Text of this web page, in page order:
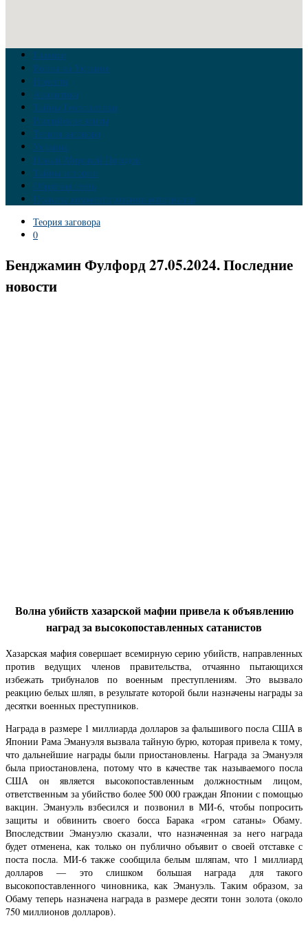
Главная
Война на Украине
Новости
Аналитика
Тайны Геополитики
Российские элиты
Теория заговора
Украина
Новый Мировой Порядок
Тайны истории
Обратная связь
Правила комментирования материалов
Теория заговора
0
Бенджамин Фулфорд 27.05.2024. Последние
новости
Волна убийств хазарской мафии привела к объявлению
наград за высокопоставленных сатанистов
Хазарская мафия совершает всемирную серию убийств, направленных
против ведущих членов правительства, отчаянно пытающихся
избежать трибуналов по военным преступлениям. Это вызвало
реакцию белых шляп, в результате которой были назначены награды за
десятки военных преступников.
Награда в размере 1 миллиарда долларов за фальшивого посла США в
Японии Рама Эмануэля вызвала тайную бурю, которая привела к тому,
что дальнейшие награды были приостановлены. Награда за Эмануэля
была приостановлена, потому что в качестве так называемого посла
США он является высокопоставленным должностным лицом,
ответственным за убийство более 500 000 граждан Японии с помощью
вакцин. Эмануэль взбесился и позвонил в МИ-6, чтобы попросить
защиты и обвинить своего босса Барака «гром сатаны» Обаму.
Впоследствии Эмануэлю сказали, что назначенная за него награда
будет отменена, как только он публично объявит о своей отставке с
поста посла. МИ-6 также сообщила белым шляпам, что 1 миллиард
долларов — это слишком большая награда для такого
высокопоставленного чиновника, как Эмануэль. Таким образом, за
Обаму теперь назначена награда в размере десяти тонн золота (около
750 миллионов долларов).